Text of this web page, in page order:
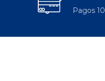
Pagos